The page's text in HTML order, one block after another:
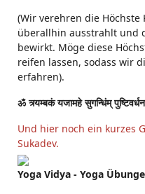
(Wir verehren die
überallhin ausstrahlt und
bewirkt. Möge diese
reifen lassen, sodass wir
erfahren).
ॐ त्र्यम्बकं यजामहे सुगन्धिंम्
Und hier noch ein kurzes
Sukadev.
Yoga Vidya - Yoga